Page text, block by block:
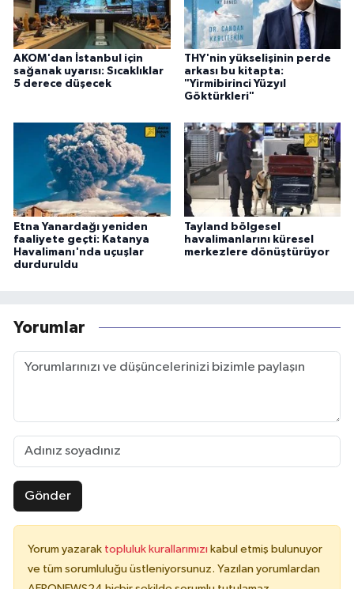
AKOM'dan İstanbul için
sağanak uyarısı: Sıcaklıklar
5 derece düşecek
THY'nin yükselişinin perde
arkası bu kitapta:
"Yirmibirinci Yüzyıl
Göktürkleri"
Etna Yanardağı yeniden
faaliyete geçti: Katanya
Havalimanı'nda uçuşlar
durduruldu
Tayland bölgesel
havalimanlarını küresel
merkezlere dönüştürüyor
Yorumlar
Gönder
Yorum yazarak topluluk kurallarımızı kabul etmiş bulunuyor
ve tüm sorumluluğu üstleniyorsunuz. Yazılan yorumlardan